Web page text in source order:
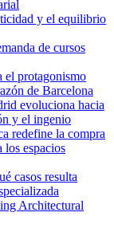
y el equilibrio
de cursos
el protagonismo
de Barcelona
evoluciona hacia
y el ingenio
redefine la compra
los espacios
casos resulta
Architectural